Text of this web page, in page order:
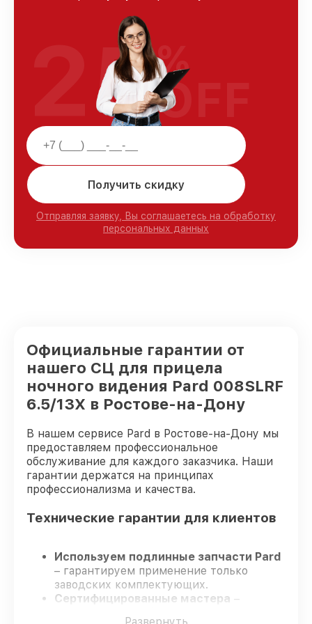
Получить скидку
Отправляя заявку, Вы соглашаетесь на обработку
персональных данных
25%
OFF
Официальные гарантии от
нашего СЦ для прицела
ночного видения Pard 008SLRF
6.5/13X в Ростове-на-Дону
В нашем сервисе Pard в Ростове-на-Дону мы
предоставляем профессиональное
обслуживание для каждого заказчика. Наши
гарантии держатся на принципах
профессионализма и качества.
Технические гарантии для клиентов
Используем подлинные запчасти Pard
– гарантируем применение только
заводских комплектующих.
Сертифицированные мастера –